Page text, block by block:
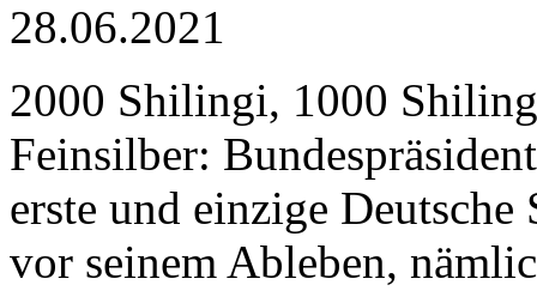
28.06.2021
2000 Shilingi, 1000
Feinsilber:
erste und einzige Deutsche
vor seinem Ableben,